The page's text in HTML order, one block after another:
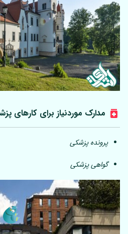
مدارک موردنیاز برای کارهای
پرونده پزشکی
گواهی پزشکی